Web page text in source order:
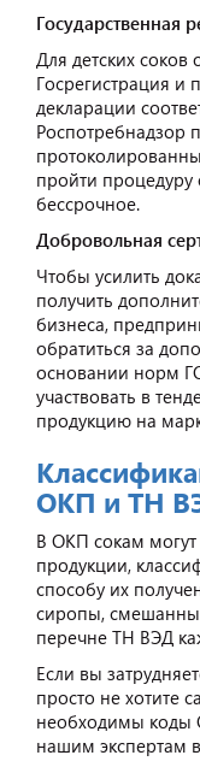
Государственная
Для детских соков
Госрегистрация и
декларации
Роспотребнадзор
пройти процедуру
бессрочное.
Добровольная
Чтобы усилить
получить
бизнеса,
обратиться за
основании норм
участвовать в
продукцию на
ОКП и ТН
В ОКП сокам
продукции,
способу их
сиропы,
перечне ТН ВЭД
Если вы
просто не хотите
необходимы коды
нашим экспертам